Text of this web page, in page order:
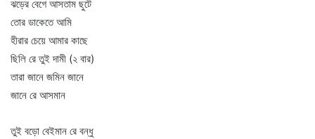
ঝড়ের বেগে আসতাম ছুটে
তোর ডাকেতে আমি
হীরার চেয়ে আমার কাছে
ছিলি রে তুই দামী (২ বার)
তারা জানে জমিন জানে
জানে রে আসমান
তুই বড়ো বেইমান রে বন্ধু